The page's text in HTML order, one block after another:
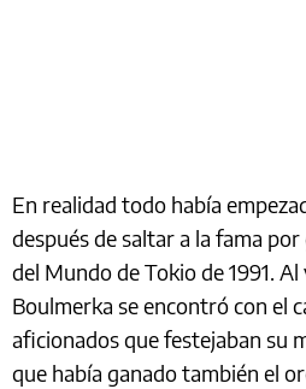
En realidad todo había
después de saltar a la fama
del Mundo de Tokio de 1991.
Boulmerka se encontró con el
aficionados que festejaban su
que había ganado también el